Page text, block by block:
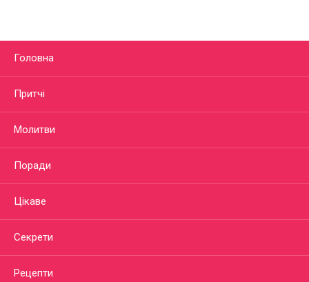
Головна
Притчі
Молитви
Поради
Цікаве
Секрети
Рецепти